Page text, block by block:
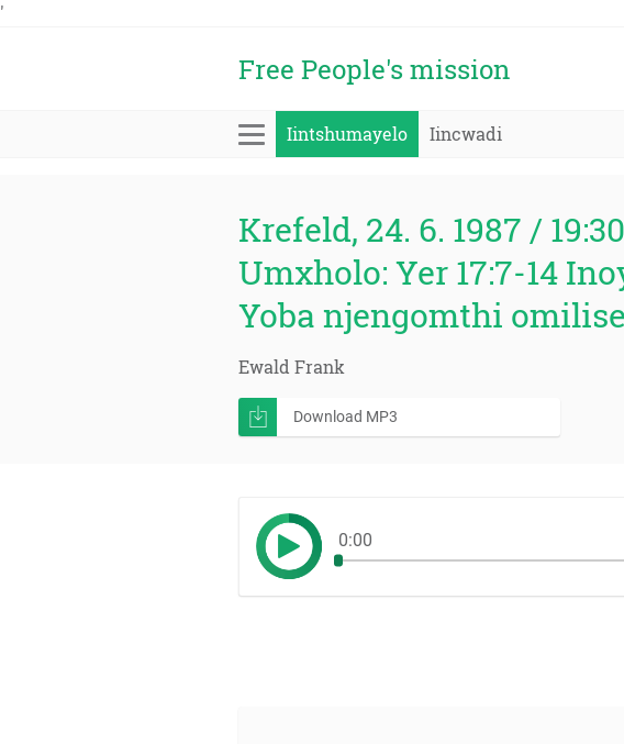
'
Free People's mission
Iintshumayelo Iincwadi
Krefeld, 24. 6. 1987 / 19:30
Umxholo: Yer 17:7-14
Yoba njengomthi
Ewald Frank
Download MP3
0:00